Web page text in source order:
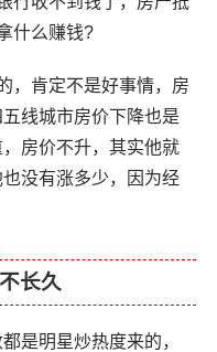
什么赚钱?
，肯定不是好事情，房
线城市房价下降也是
房价不升，其实他就
没有涨多少，因为经
长久
是明星炒热度来的，